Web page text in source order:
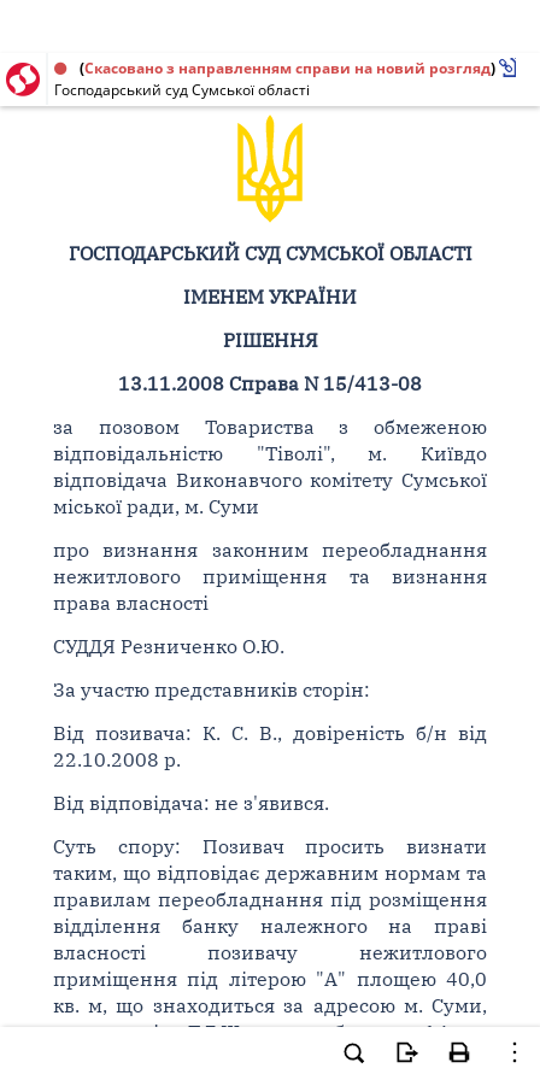
Рішення від 13.11.2008 № 15/413-08
(Скасовано з направленням справи на новий розгляд)
Господарський суд Сумської області
ГОСПОДАРСЬКИЙ СУД СУМСЬКОЇ ОБЛАСТІ
ІМЕНЕМ УКРАЇНИ
РІШЕННЯ
13.11.2008 Справа N 15/413-08
за позовом Товариства з обмеженою
відповідальністю "Тіволі", м. Київдо
відповідача Виконавчого комітету Сумської
міської ради, м. Суми
про визнання законним переобладнання
нежитлового приміщення та визнання
права власності
СУДДЯ Резниченко О.Ю.
За участю представників сторін:
Від позивача: К. С. В., довіреність б/н від
22.10.2008 р.
Від відповідача: не з'явився.
Суть спору: Позивач просить визнати
таким, що відповідає державним нормам та
правилам переобладнання під розміщення
відділення банку належного на праві
власності позивачу нежитлового
приміщення під літерою "А" площею 40,0
кв. м, що знаходиться за адресою м. Суми,
проспект ім. Т.Г.Шевченка, будинок 14, на
першому поверсі, а саме приміщень N 1